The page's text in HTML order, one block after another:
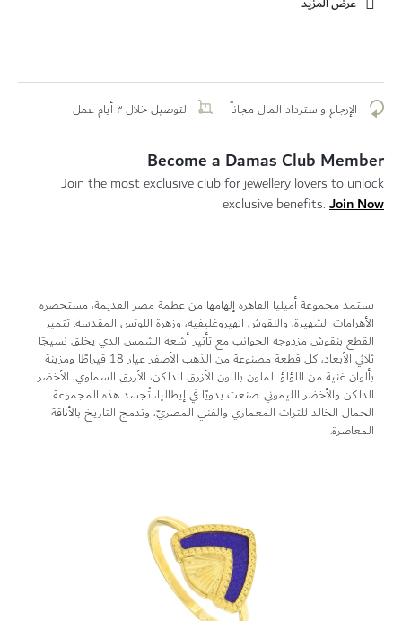
الإرجاع واسترداد المال مجاناً التوصيل خلال ٣ أيام عمل
Become a Damas Club Member
Join the most exclusive club for jewellery lovers to unlock
exclusive benefits. Join Now
تستمد مجموعة أميليا القاهرة إلهامها من عظمة مصر القديمة، مستحضرة
الأهرامات الشهيرة، والنقوش الهيروغليفية، وزهرة اللوتس المقدسة. تتميز
القطع بنقوش مزدوجة الجوانب مع تأثير أشعة الشمس الذي يخلق نسيجًا
ثلاثي الأبعاد، كل قطعة مصنوعة من الذهب الأصفر عيار 18 قيراطًا ومزينة
بألوان غنية من اللؤلؤ الملون باللون الأزرق الداكن، الأزرق السماوي، الأخضر
الداكن والأخضر الليموني. صنعت يدويًا في إيطاليا، تُجسد هذه المجموعة
الجمال الخالد للتراث المعماري والفني المصريّ، وتدمج التاريخ بالأناقة
المعاصرة.